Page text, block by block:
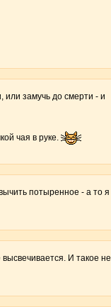
или замучь до смерти - и
чая в руке.
потыренное - а то я
И такое не